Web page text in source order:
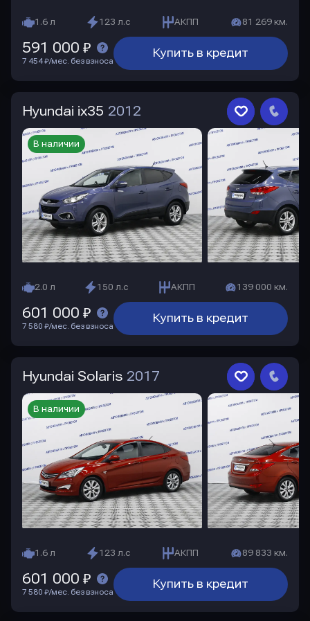
1.6 л 123 л.с АКПП 81 269 км.
Купить в кредит
591 000 ₽
7 454 ₽/мес. без взноса
Hyundai ix35 2012
2.0 л 150 л.с АКПП 139 000 км.
В наличии
Купить в кредит
601 000 ₽
7 580 ₽/мес. без взноса
Hyundai Solaris 2017
1.6 л 123 л.с АКПП 89 833 км.
В наличии
Купить в кредит
601 000 ₽
7 580 ₽/мес. без взноса